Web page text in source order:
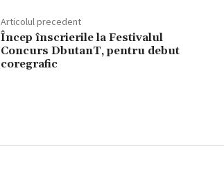
Articolul precedent
Încep înscrierile la Festivalul
Concurs DbutanT, pentru debut
coregrafic